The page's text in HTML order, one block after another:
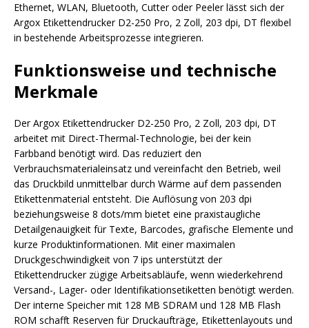
Ethernet, WLAN, Bluetooth, Cutter oder Peeler lässt sich der
Argox Etikettendrucker D2-250 Pro, 2 Zoll, 203 dpi, DT flexibel
in bestehende Arbeitsprozesse integrieren.
Funktionsweise und technische
Merkmale
Der Argox Etikettendrucker D2-250 Pro, 2 Zoll, 203 dpi, DT
arbeitet mit Direct-Thermal-Technologie, bei der kein
Farbband benötigt wird. Das reduziert den
Verbrauchsmaterialeinsatz und vereinfacht den Betrieb, weil
das Druckbild unmittelbar durch Wärme auf dem passenden
Etikettenmaterial entsteht. Die Auflösung von 203 dpi
beziehungsweise 8 dots/mm bietet eine praxistaugliche
Detailgenauigkeit für Texte, Barcodes, grafische Elemente und
kurze Produktinformationen. Mit einer maximalen
Druckgeschwindigkeit von 7 ips unterstützt der
Etikettendrucker zügige Arbeitsabläufe, wenn wiederkehrend
Versand-, Lager- oder Identifikationsetiketten benötigt werden.
Der interne Speicher mit 128 MB SDRAM und 128 MB Flash
ROM schafft Reserven für Druckaufträge, Etikettenlayouts und